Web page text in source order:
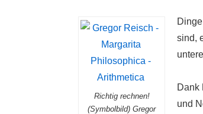
Richtig rechnen!
(Symbolbild) Gregor
sind,
Dank
und